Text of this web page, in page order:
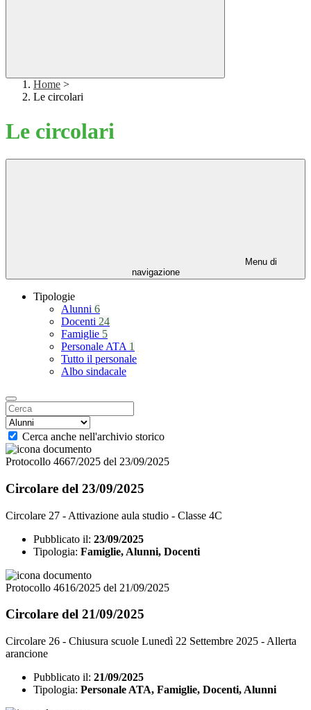
Home >
Le circolari
Le circolari
Menu di
navigazione
Tipologie
Alunni 6
Docenti 24
Famiglie 5
Personale ATA 1
Tutto il personale
Albo sindacale
Cerca anche nell'archivio storico
Protocollo 4667/2025 del 23/09/2025
Circolare del 23/09/2025
Circolare 27 - Attivazione aula studio - Classe 4C
Pubblicato il: 23/09/2025
Tipologia: Famiglie, Alunni, Docenti
Protocollo 4616/2025 del 21/09/2025
Circolare del 21/09/2025
Circolare 26 - Chiusura scuole Lunedì 22 Settembre 2025 - Allerta
arancione
Pubblicato il: 21/09/2025
Tipologia: Personale ATA, Famiglie, Docenti, Alunni